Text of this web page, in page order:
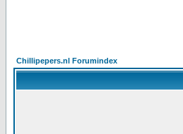
Chillipepers.nl Forumindex